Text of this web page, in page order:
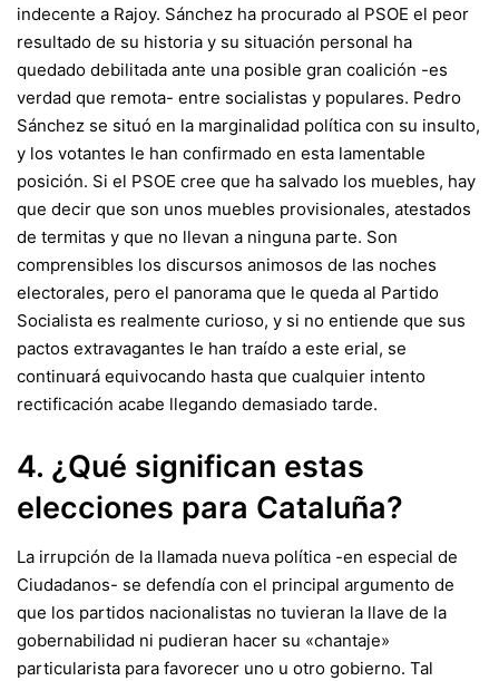
indecente a Rajoy. Sánchez ha procurado al PSOE el peor
resultado de su historia y su situación personal ha
quedado debilitada ante una posible gran coalición -es
verdad que remota- entre socialistas y populares. Pedro
Sánchez se situó en la marginalidad política con su insulto,
y los votantes le han confirmado en esta lamentable
posición. Si el PSOE cree que ha salvado los muebles, hay
que decir que son unos muebles provisionales, atestados
de termitas y que no llevan a ninguna parte. Son
comprensibles los discursos animosos de las noches
electorales, pero el panorama que le queda al Partido
Socialista es realmente curioso, y si no entiende que sus
pactos extravagantes le han traído a este erial, se
continuará equivocando hasta que cualquier intento
rectificación acabe llegando demasiado tarde.
4. ¿Qué significan estas
elecciones para Cataluña?
La irrupción de la llamada nueva política -en especial de
Ciudadanos- se defendía con el principal argumento de
que los partidos nacionalistas no tuvieran la llave de la
gobernabilidad ni pudieran hacer su «chantaje»
particularista para favorecer uno u otro gobierno. Tal